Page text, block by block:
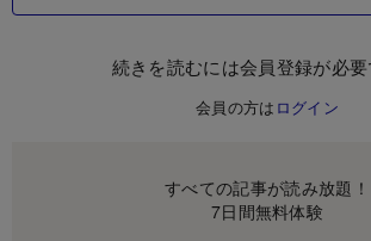
続きを読むには会員登録が必要
会員の方は ログイン
すべての記事が読み放題！
7日間無料体験